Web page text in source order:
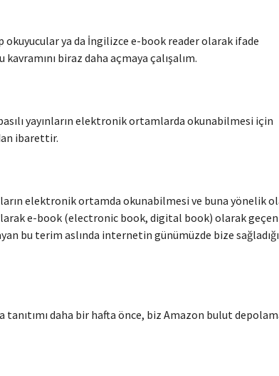
ya da İngilizce e-book reader olarak ifade
biraz daha açmaya çalışalım.
yayınların elektronik ortamlarda okunabilmesi için
ibarettir.
elektronik ortamda okunabilmesi ve buna yönelik
e-book (electronic book, digital book) olarak geçen
bu terim aslında internetin günümüzde bize sağladığı
daha bir hafta önce, biz Amazon bulut